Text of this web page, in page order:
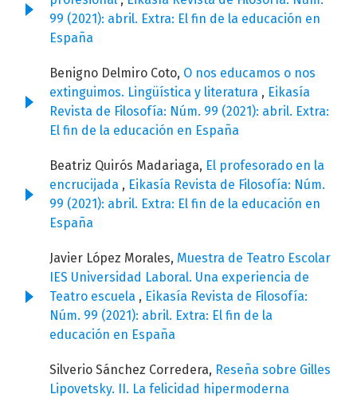
99 (2021): abril. Extra: El fin de la educación en
España
Benigno Delmiro Coto, O nos educamos o nos
extinguimos. Lingüística y literatura , Eikasía
Revista de Filosofía: Núm. 99 (2021): abril. Extra:
El fin de la educación en España
Beatriz Quirós Madariaga, El profesorado en la
encrucijada , Eikasía Revista de Filosofía: Núm.
99 (2021): abril. Extra: El fin de la educación en
España
Javier López Morales, Muestra de Teatro Escolar
IES Universidad Laboral. Una experiencia de
Teatro escuela , Eikasía Revista de Filosofía:
Núm. 99 (2021): abril. Extra: El fin de la
educación en España
Silverio Sánchez Corredera, Reseña sobre Gilles
Lipovetsky. II. La felicidad hipermoderna